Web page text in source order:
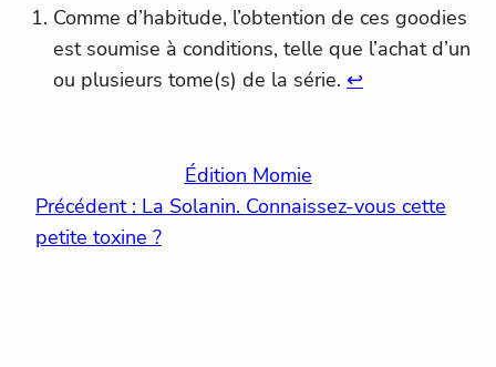
Comme d’habitude, l’obtention de ces goodies
est soumise à conditions, telle que l’achat d’un
ou plusieurs tome(s) de la série. ↩︎
Édition Momie
Précédent : La Solanin. Connaissez-vous cette
petite toxine ?